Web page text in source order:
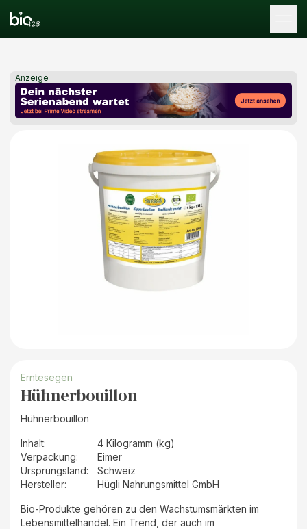
Anzeige
Erntesegen
Hühnerbouillon
Hühnerbouillon
Inhalt:
4 Kilogramm (kg)
Verpackung:
Eimer
Ursprungsland:
Schweiz
Hersteller: Hügli Nahrungsmittel GmbH
Bio-Produkte gehören zu den Wachstumsmärkten im
Lebensmittelhandel. Ein Trend, der auch im